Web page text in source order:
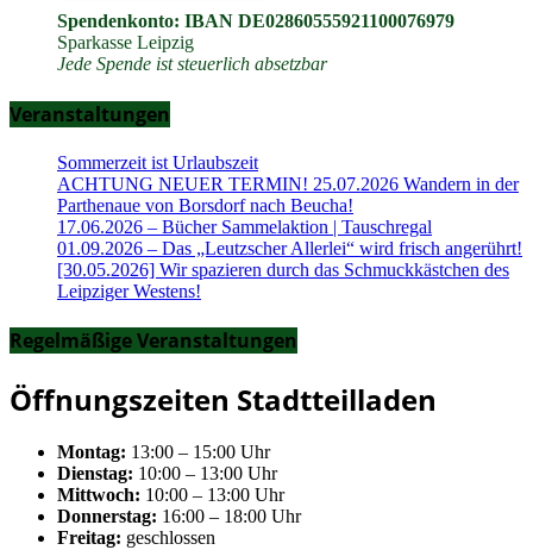
Spendenkonto: IBAN DE02860555921100076979
Sparkasse Leipzig
Jede Spende ist steuerlich absetzbar
Veranstaltungen
Sommerzeit ist Urlaubszeit
ACHTUNG NEUER TERMIN! 25.07.2026 Wandern in der
Parthenaue von Borsdorf nach Beucha!
17.06.2026 – Bücher Sammelaktion | Tauschregal
01.09.2026 – Das „Leutzscher Allerlei“ wird frisch angerührt!
[30.05.2026] Wir spazieren durch das Schmuckkästchen des
Leipziger Westens!
Regelmäßige Veranstaltungen
Öffnungszeiten Stadtteilladen
Montag: 13:00 – 15:00 Uhr
Dienstag: 10:00 – 13:00 Uhr
Mittwoch: 10:00 – 13:00 Uhr
Donnerstag: 16:00 – 18:00 Uhr
Freitag: geschlossen